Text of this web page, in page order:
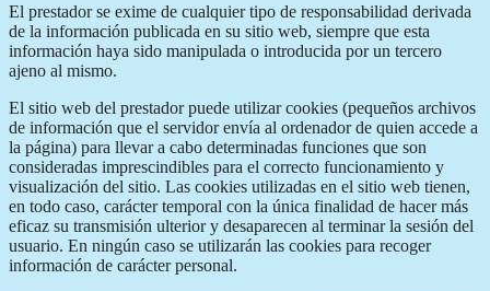
El prestador se exime de cualquier tipo de responsabilidad derivada
de la información publicada en su sitio web, siempre que esta
información haya sido manipulada o introducida por un tercero
ajeno al mismo.
El sitio web del prestador puede utilizar cookies (pequeños archivos
de información que el servidor envía al ordenador de quien accede a
la página) para llevar a cabo determinadas funciones que son
consideradas imprescindibles para el correcto funcionamiento y
visualización del sitio. Las cookies utilizadas en el sitio web tienen,
en todo caso, carácter temporal con la única finalidad de hacer más
eficaz su transmisión ulterior y desaparecen al terminar la sesión del
usuario. En ningún caso se utilizarán las cookies para recoger
información de carácter personal.